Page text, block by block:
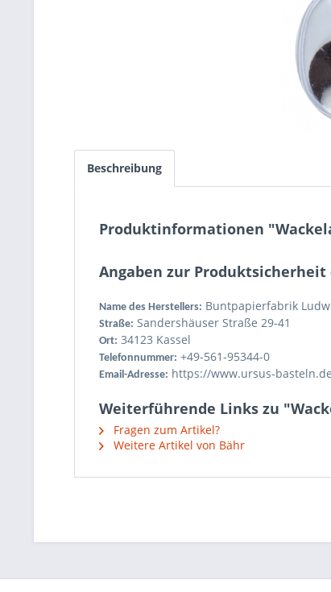
Beschreibung
Produktinformationen
Angaben zur Produktsicherheit
Name des Herstellers: Buntpapierfabrik
Straße: Sandershäuser Straße 29-41
Ort: 34123 Kassel
Telefonnummer: +49-561-95344-0
Email-Adresse: https://www.ursus-
Weiterführende Links zu
Fragen zum Artikel?
Weitere Artikel von Bähr